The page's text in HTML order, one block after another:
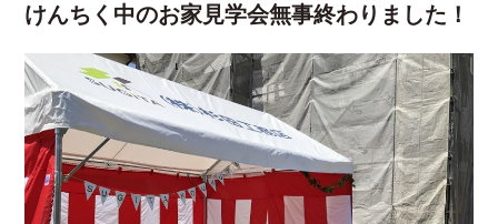
けんちく中のお家見学会無事終わりました！